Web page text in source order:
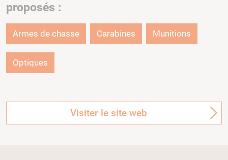
proposés :
Armes de chasse Carabines Munitions
Optiques
Visiter le site web